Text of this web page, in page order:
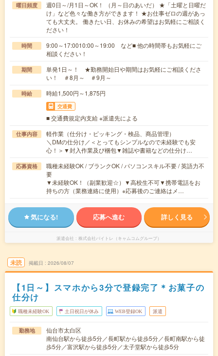
曜日頻度
週0日～/月1日～OK！ （月～日のあいだ） ★「土曜と日曜だ
け」など色々な働き方ができます！ ★お仕事ゼロの週があっ
ても大丈夫。 働きたい日、お休みの希望はお気軽にご相談く
ださい！
時間
9:00～17:0010:00～19:00 など■ 他の時間帯もお気軽にご
相談ください！
期間
単発1日～！ ★勤務開始日や期間はお気軽にご相談くださ
い！ ＃8月～ ＃9月～
時給 時給1,500円～1,875円
交通費
■ 交通費規定内支給 ※派遣先による
仕事内容
軽作業（仕分け・ピッキング・検品、商品管理）
＼DMの仕分け／＜とってもシンプルなので未経験でも安
心！＞▼封入作業及び梱包▼雑誌や書籍などの仕分け…
応募資格
職種未経験OK / ブランクOK / パソコンスキル不要 / 英語力不
要
▼未経験OK！（副業歓迎☆）▼高校生不可▼携帯電話をお
持ちの方（業務連絡に使用）※応募後のご連絡はメ…
気になる! 応募へ進む 詳しく見る
派遣会社 株式会社バイトレ（キャムコムグループ）
未読 掲載日 2026/08/07
【1日～】スマホから3分で登録完了＊お菓子の
仕分け
職種未経験OK 土日祝日が休み WEB登録OK 派遣
勤務地
仙台市太白区
南仙台駅から徒歩5分／長町駅から徒歩5分／長町南駅から徒
歩5分／富沢駅から徒歩5分／太子堂駅から徒歩5分